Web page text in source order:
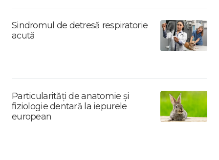
Sindromul de detresă respiratorie
acută
Particularități de anatomie și
fiziologie dentară la iepurele
european